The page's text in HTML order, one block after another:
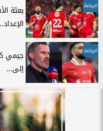
الرياضة
بعثة
الرياضة
جيمي
إلى...